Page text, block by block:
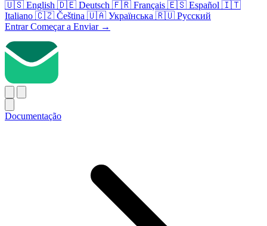
🇺🇸 English 🇩🇪 Deutsch 🇫🇷 Français 🇪🇸 Español 🇮🇹
Italiano 🇨🇿 Čeština 🇺🇦 Українська 🇷🇺 Русский
EntrarComeçar a Enviar →
Documentação